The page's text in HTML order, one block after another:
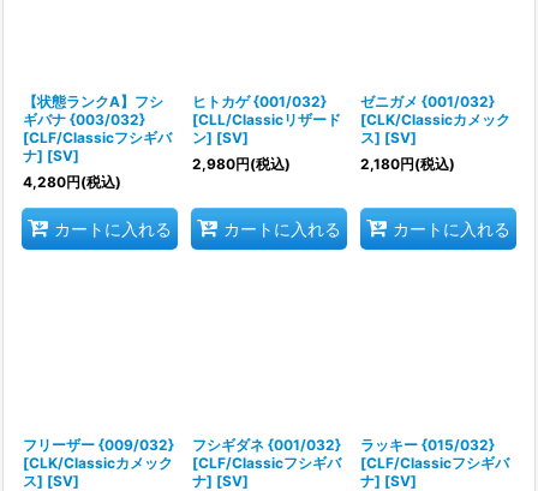
【状態ランクA】フシ
ギバナ {003/032}
[CLF/Classicフシギバ
ナ] [SV]
4,280円(税込)
カートに入れる
ヒトカゲ {001/032}
[CLL/Classicリザード
ン] [SV]
2,980円(税込)
カートに入れる
ゼニガメ {001/032}
[CLK/Classicカメック
ス] [SV]
2,180円(税込)
カートに入れる
フリーザー {009/032}
[CLK/Classicカメック
ス] [SV]
フシギダネ {001/032}
[CLF/Classicフシギバ
ナ] [SV]
ラッキー {015/032}
[CLF/Classicフシギバ
ナ] [SV]